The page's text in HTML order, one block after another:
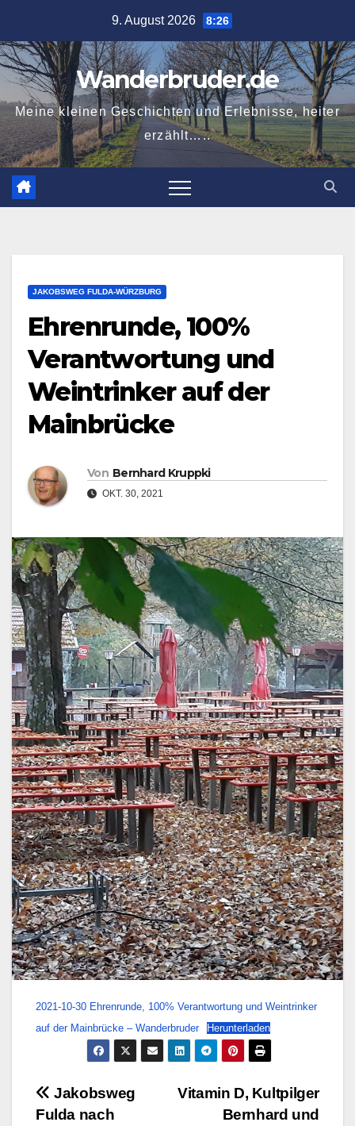
springen
9. August 2026 8:26
Wanderbruder.de
Meine kleinen Geschichten und Erlebnisse, heiter
erzählt…..
JAKOBSWEG FULDA-WÜRZBURG
Ehrenrunde, 100%
Verantwortung und
Weintrinker auf der
Mainbrücke
Von Bernhard Kruppki
OKT. 30, 2021
2021-10-30 Ehrenrunde, 100% Verantwortung und Weintrinker
auf der Mainbrücke – Wanderbruder
Herunterladen
Beitragsnavigation
Vitamin D, Kultpilger
Bernhard und
Jakobsweg
Fulda nach